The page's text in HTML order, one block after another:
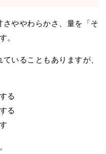
ややわらかさ、量を「そ
。
いることもありますが、
る
る